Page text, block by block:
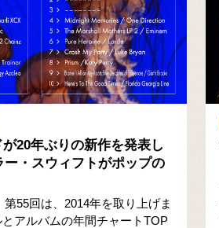
20年ぶりの新作を発表し
ー・スウィフトがポップの
第55回は、2014年を取り上げま
アルバムの年間チャートTOP